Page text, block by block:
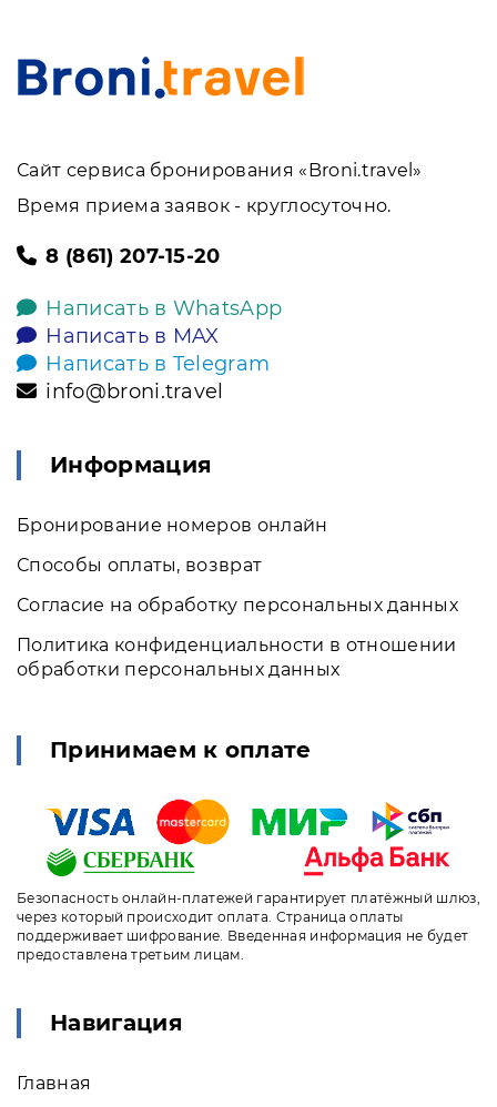
Сайт сервиса бронирования «Broni.travel»
Время приема заявок - круглосуточно.
8 (861) 207-15-20
Написать в WhatsApp
Написать в MAX
Написать в Telegram
info@broni.travel
Информация
Бронирование номеров онлайн
Способы оплаты, возврат
Согласие на обработку персональных данных
Политика конфиденциальности в отношении
обработки персональных данных
Принимаем к оплате
Безопасность онлайн-платежей гарантирует платёжный шлюз,
через который происходит оплата. Страница оплаты
поддерживает шифрование. Введенная информация не будет
предоставлена третьим лицам.
Навигация
Главная